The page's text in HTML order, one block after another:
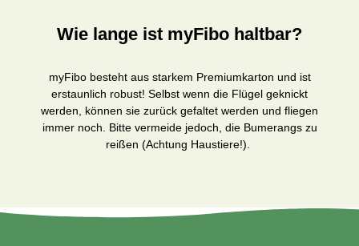
Wie lange ist myFibo haltbar?
myFibo besteht aus starkem Premiumkarton und ist
erstaunlich robust! Selbst wenn die Flügel geknickt
werden, können sie zurück gefaltet werden und fliegen
immer noch. Bitte vermeide jedoch, die Bumerangs zu
reißen (Achtung Haustiere!).